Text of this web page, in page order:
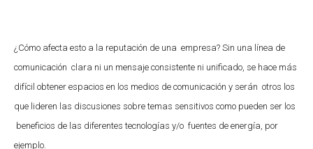
¿Cómo afecta esto a la reputación de una empresa? Sin una línea de
comunicación clara ni un mensaje consistente ni unificado, se hace más
difícil obtener espacios en los medios de comunicación y serán otros los
que lideren las discusiones sobre temas sensitivos como pueden ser los
beneficios de las diferentes tecnologías y/o fuentes de energía, por
ejemplo.